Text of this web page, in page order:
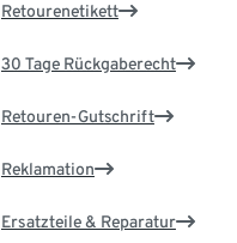
Retourenetikett
30 Tage Rückgaberecht
Retouren-Gutschrift
Reklamation
Ersatzteile & Reparatur